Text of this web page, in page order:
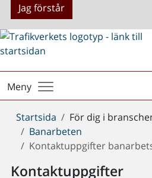
Jag förstår
Meny
Du
är
här:
Startsida För dig i
Banarbeten
Kontaktuppgifter
Kontaktuppgifter